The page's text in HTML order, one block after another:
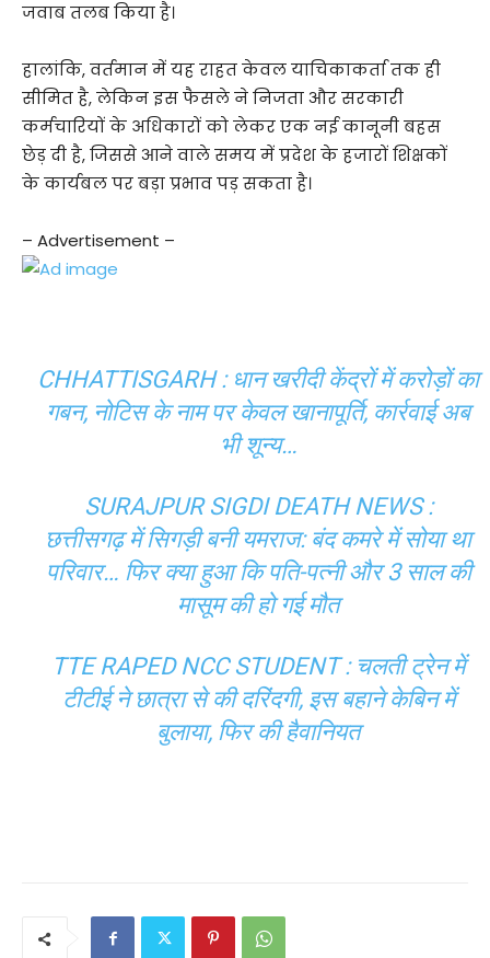
जवाब तलब किया है।
हालांकि, वर्तमान में यह राहत केवल याचिकाकर्ता तक ही
सीमित है, लेकिन इस फैसले ने निजता और सरकारी
कर्मचारियों के अधिकारों को लेकर एक नई कानूनी बहस
छेड़ दी है, जिससे आने वाले समय में प्रदेश के हजारों शिक्षकों
के कार्यबल पर बड़ा प्रभाव पड़ सकता है।
– Advertisement –
CHHATTISGARH : धान खरीदी केंद्रों में करोड़ों का
गबन, नोटिस के नाम पर केवल खानापूर्ति, कार्रवाई अब
भी शून्य…
SURAJPUR SIGDI DEATH NEWS :
छत्तीसगढ़ में सिगड़ी बनी यमराज: बंद कमरे में सोया था
परिवार… फिर क्या हुआ कि पति-पत्नी और 3 साल की
मासूम की हो गई मौत
TTE RAPED NCC STUDENT : चलती ट्रेन में
टीटीई ने छात्रा से की दरिंदगी, इस बहाने केबिन में
बुलाया, फिर की हैवानियत